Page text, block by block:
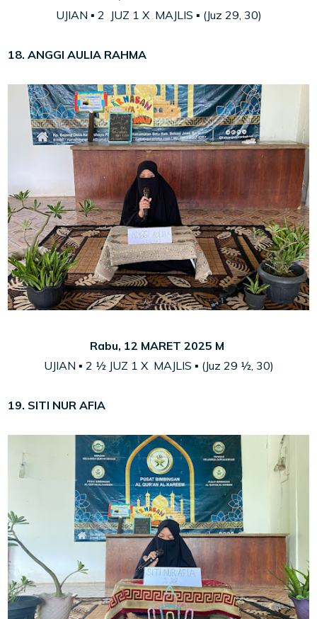
UJIAN ▪ 2 JUZ 1 X MAJLIS ▪ (Juz 29, 30)
18. ANGGI AULIA RAHMA
Rabu, 12 MARET 2025 M
UJIAN ▪ 2 ½JUZ 1 X MAJLIS ▪ (Juz 29 ½, 30)
19. SITI NUR AFIA